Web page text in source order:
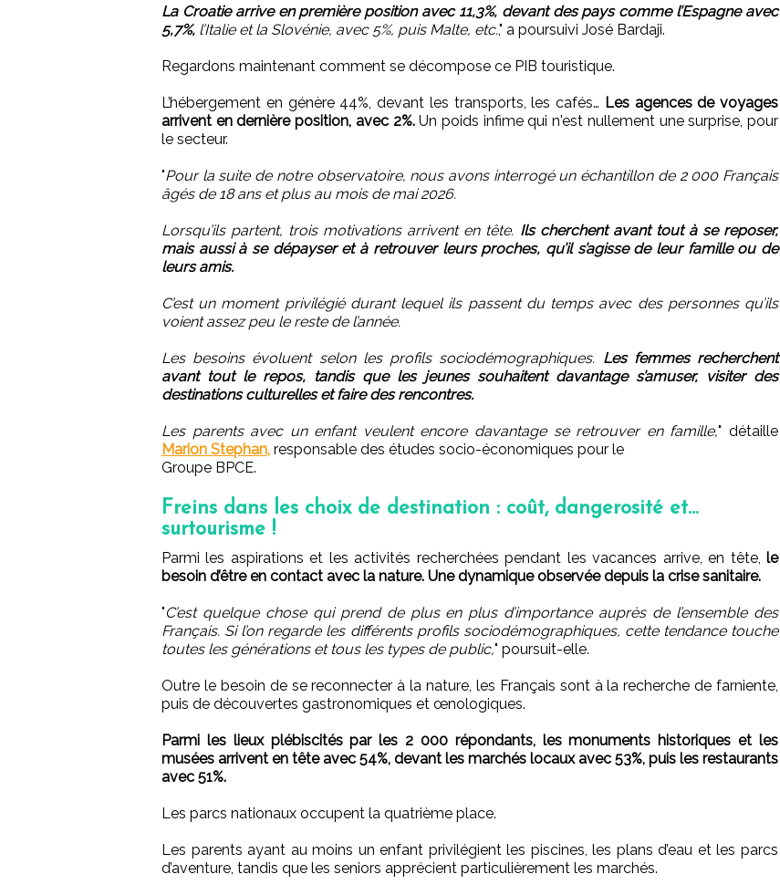
La Croatie arrive en première position avec 11,3%, devant des pays comme l’Espagne avec
5,7%, l’Italie et la Slovénie, avec 5%, puis Malte, etc.," a poursuivi José Bardaji.
Regardons maintenant comment se décompose ce PIB touristique.
L’hébergement en génère 44%, devant les transports, les cafés… Les agences de voyages
arrivent en dernière position, avec 2%.Un poids infime qui n'est nullement une surprise, pour
le secteur.
"Pour la suite de notre observatoire, nous avons interrogé un échantillon de 2 000 Français
âgés de 18 ans et plus au mois de mai 2026.
Lorsqu’ils partent, trois motivations arrivent en tête. Ils cherchent avant tout à se reposer,
mais aussi à se dépayser et à retrouver leurs proches, qu’il s’agisse de leur famille ou de
leurs amis.
C’est un moment privilégié durant lequel ils passent du temps avec des personnes qu’ils
voient assez peu le reste de l’année.
Les besoins évoluent selon les profils sociodémographiques. Les femmes recherchent
avant tout le repos, tandis que les jeunes souhaitent davantage s’amuser, visiter des
destinations culturelles et faire des rencontres.
Les parents avec un enfant veulent encore davantage se retrouver en famille," détaille
Marion Stephan, responsable des études socio-économiques pour le
Groupe BPCE.
Freins dans les choix de destination : coût, dangerosité et...
surtourisme !
Parmi les aspirations et les activités recherchées pendant les vacances arrive, en tête, le
besoin d’être en contact avec la nature. Une dynamique observée depuis la crise sanitaire.
"C’est quelque chose qui prend de plus en plus d’importance auprès de l’ensemble des
Français. Si l’on regarde les différents profils sociodémographiques, cette tendance touche
toutes les générations et tous les types de public," poursuit-elle.
Outre le besoin de se reconnecter à la nature, les Français sont à la recherche de farniente,
puis de découvertes gastronomiques et œnologiques.
Parmi les lieux plébiscités par les 2 000 répondants, les monuments historiques et les
musées arrivent en tête avec 54%, devant les marchés locaux avec 53%, puis les restaurants
avec 51%.
Les parcs nationaux occupent la quatrième place.
Les parents ayant au moins un enfant privilégient les piscines, les plans d’eau et les parcs
d’aventure, tandis que les seniors apprécient particulièrement les marchés.